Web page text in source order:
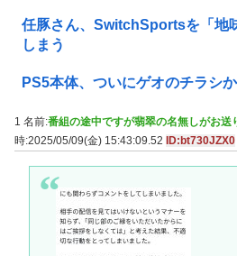
任豚さん、SwitchSportsを「地
しまう
PS5本体、ついにゲオのチラシ
1 名前:番組の途中ですが翡翠の名無しがお送
時:2025/05/09(金) 15:43:09.52
ID:bt730JZX0